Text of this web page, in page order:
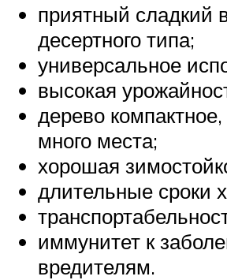
приятный сладкий
десертного типа;
универсальное
высокая
дерево
много места;
хорошая
длительные сроки
иммунитет к
вредителям.